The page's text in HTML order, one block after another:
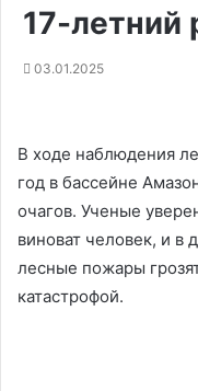
17-летний
03.01.2025
В ходе наблюдения
год в бассейне
очагов. Ученые
виноват человек, и в
лесные пожары
катастрофой.